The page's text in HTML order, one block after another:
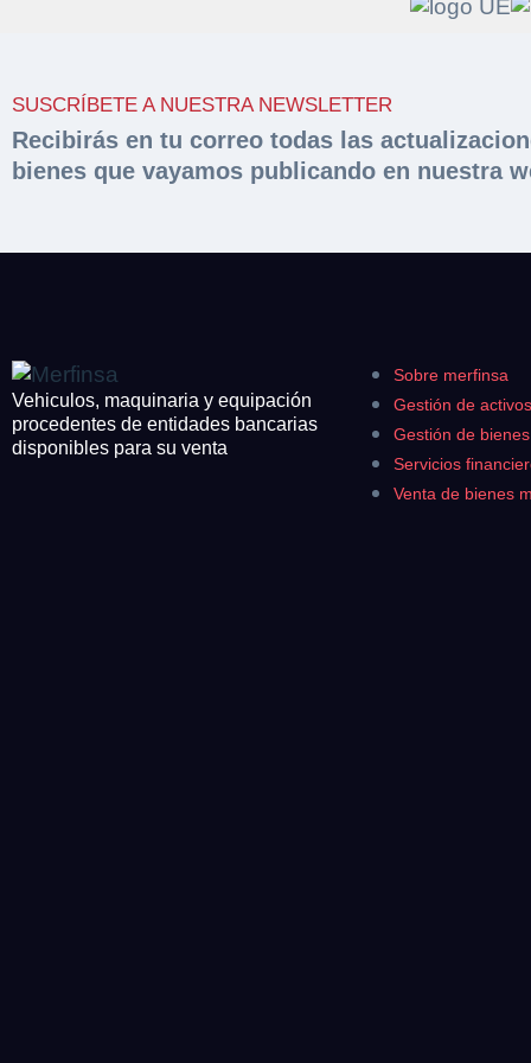
SUSCRÍBETE A NUESTRA NEWSLETTER
Recibirás en tu correo todas las
bienes que vayamos publicando en nuestra
Vehiculos, maquinaria y equipación
procedentes de entidades bancarias
disponibles para su venta
Sobre merfinsa
Gestión de activos
Gestión de
Servicios
Venta de bienes
Rellene este
¿Cuánto es 4 +
Hacer
Razón social*
Importe en €*
¿Cuánto es 3 +
Maquinaria
Equipamiento
CONTACTO
926 25 08 86